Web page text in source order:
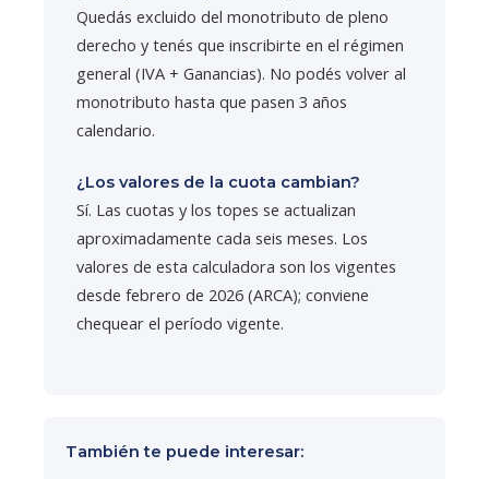
Quedás excluido del monotributo de pleno
derecho y tenés que inscribirte en el régimen
general (IVA + Ganancias). No podés volver al
monotributo hasta que pasen 3 años
calendario.
¿Los valores de la cuota cambian?
Sí. Las cuotas y los topes se actualizan
aproximadamente cada seis meses. Los
valores de esta calculadora son los vigentes
desde febrero de 2026 (ARCA); conviene
chequear el período vigente.
También te puede interesar: